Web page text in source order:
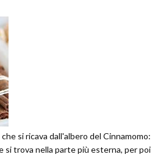
si ricava dall'albero del Cinnamomo:
si trova nella parte più esterna, per poi